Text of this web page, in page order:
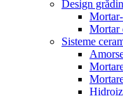
Design
Mortar
Sisteme